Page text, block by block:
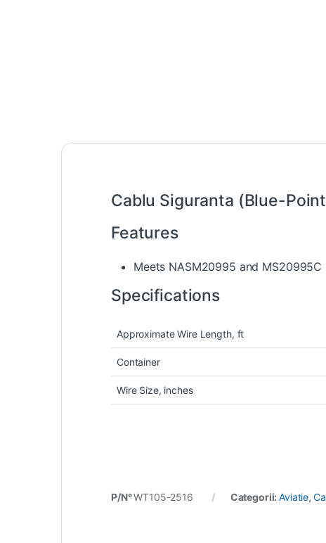
Cablu Siguranta (Blue-
Features
Meets NASM20995 and
Specifications
Approximate Wire Length, ft
Container
Wire Size, inches
P/N°WT105-2516 Categorii:Aviatie,